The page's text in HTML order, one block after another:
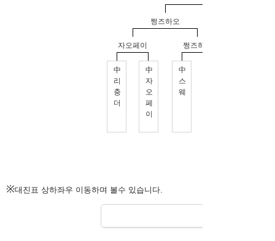
※대진표 상하좌우 이동하며 볼수 있습니다.